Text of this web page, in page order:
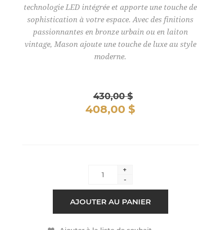
technologie LED intégrée et apporte une touche de
sophistication à votre espace. Avec des finitions
passionnantes en bronze urbain ou en laiton
vintage, Mason ajoute une touche de luxe au style
moderne.
430,00 $
408,00 $
+
-